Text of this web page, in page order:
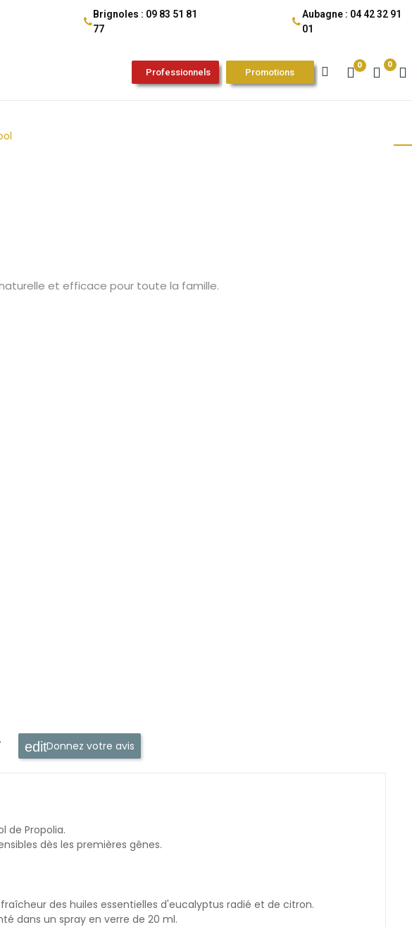
Brignoles : 09 83 51 81
77
Aubagne : 04 42 32 91
01
Professionnels Promotions
0 0
naturelle et efficace pour toute la famille.
Donnez votre avis
de Propolia.
dès les premières gênes.
des huiles essentielles d'eucalyptus radié et de citron.
dans un spray en verre de 20 ml.